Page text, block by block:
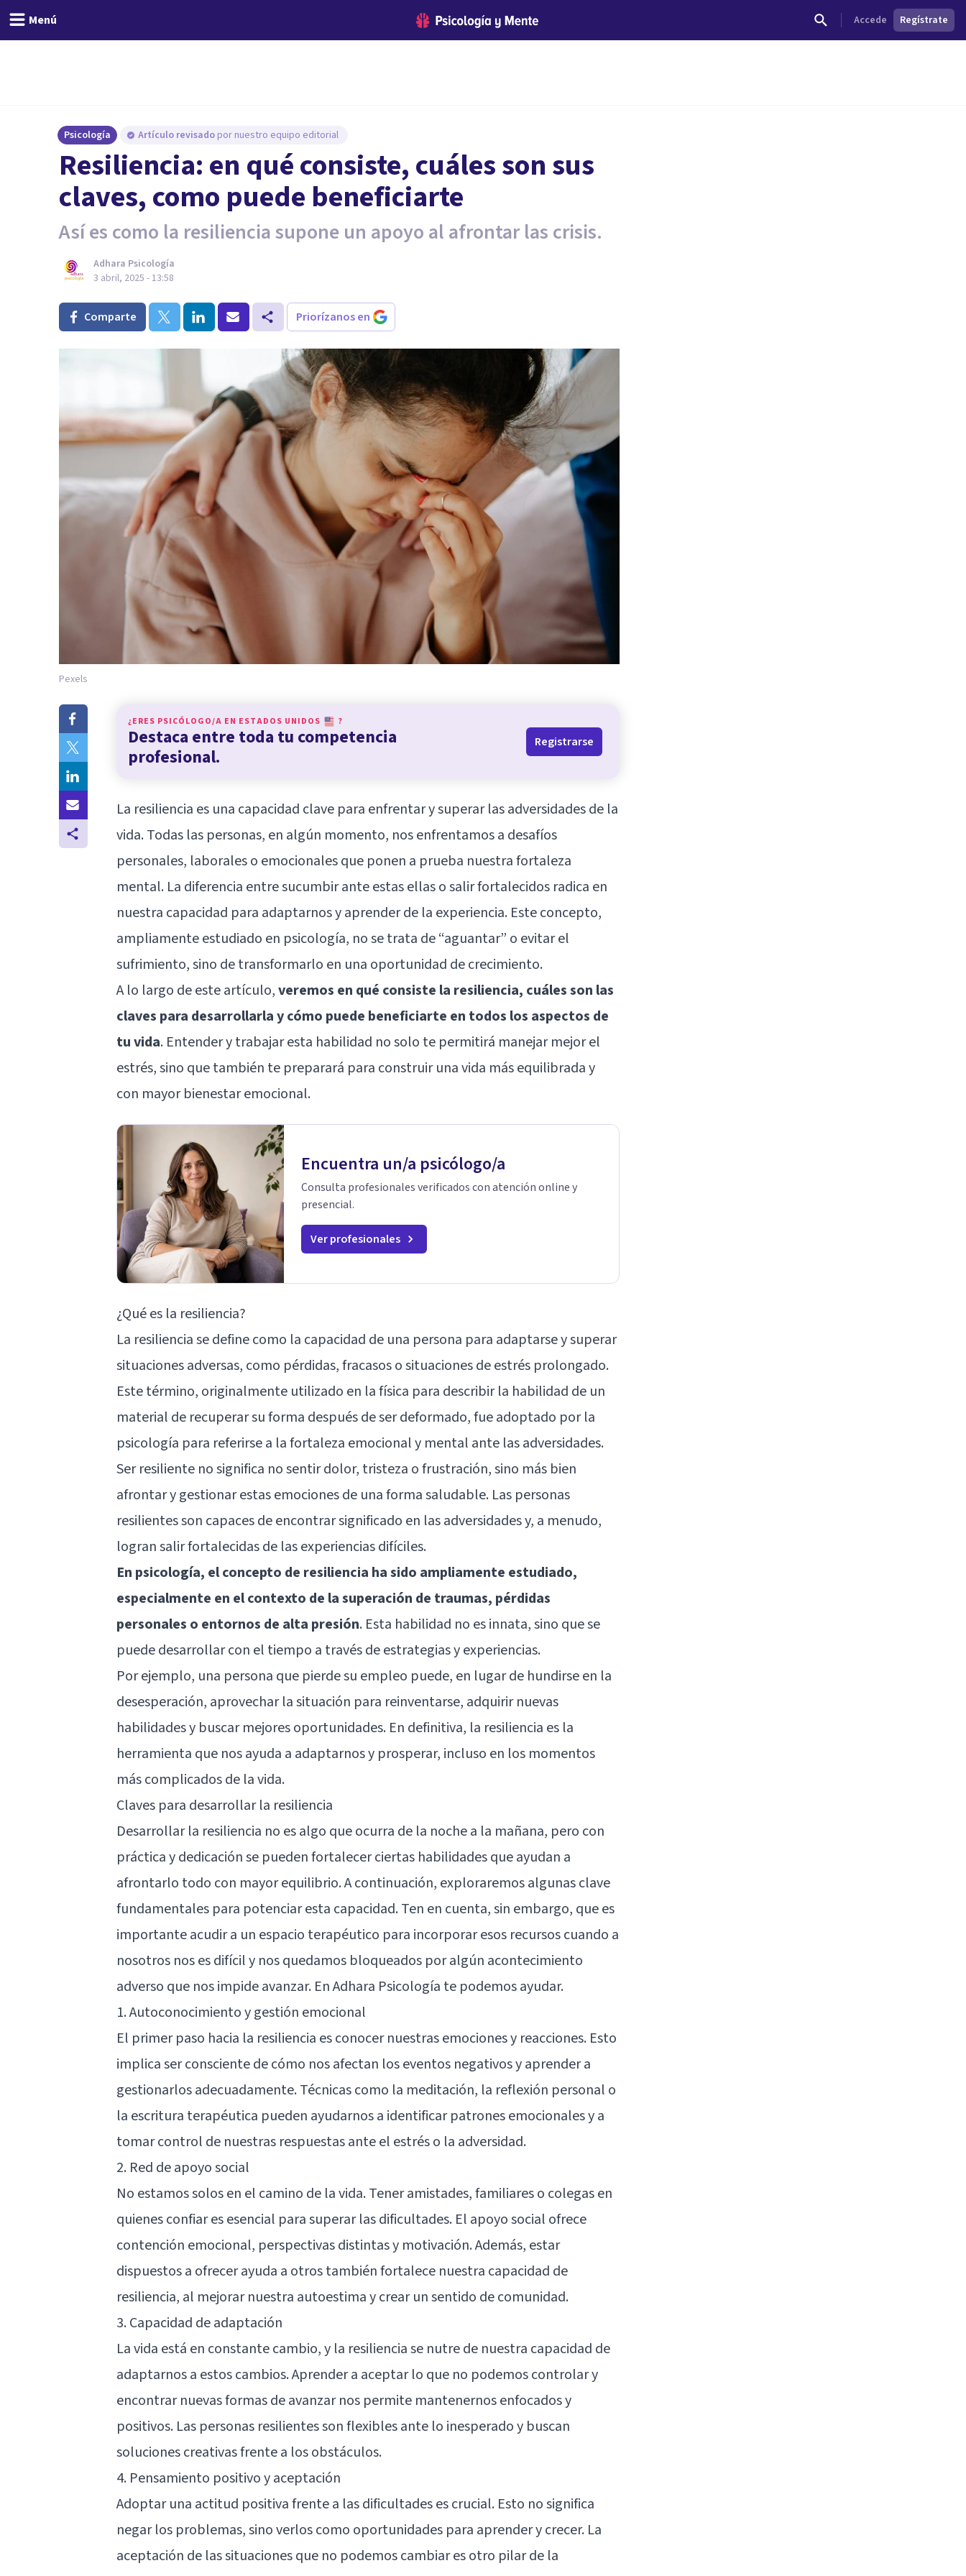
Menú Accede Regístrate
Psicología Artículo revisado por nuestro equipo editorial
Resiliencia: en qué consiste, cuáles son sus
claves, como puede beneficiarte
Así es como la resiliencia supone un apoyo al afrontar las crisis.
Adhara Psicología
3 abril, 2025 - 13:58
Comparte Priorízanos en
Pexels
¿ERES PSICÓLOGO/A EN ESTADOS UNIDOS ?
Destaca entre toda tu competencia
profesional.
Registrarse
La resiliencia es una capacidad clave para enfrentar y superar las adversidades de la
vida. Todas las personas, en algún momento, nos enfrentamos a desafíos
personales, laborales o emocionales que ponen a prueba nuestra fortaleza
mental. La diferencia entre sucumbir ante estas ellas o salir fortalecidos radica en
nuestra capacidad para adaptarnos y aprender de la experiencia. Este concepto,
ampliamente estudiado en psicología, no se trata de “aguantar” o evitar el
sufrimiento, sino de transformarlo en una oportunidad de crecimiento.
A lo largo de este artículo,veremos en qué consiste la resiliencia, cuáles son las
claves para desarrollarla y cómo puede beneficiarte en todos los aspectos de
tu vida. Entender y trabajar esta habilidad no solo te permitirá manejar mejor el
estrés, sino que también te preparará para construir una vida más equilibrada y
con mayor bienestar emocional.
Encuentra un/a psicólogo/a
Consulta profesionales verificados con atención online y
presencial.
Ver profesionales
¿Qué es la resiliencia?
La resiliencia se define como la capacidad de una persona para adaptarse y superar
situaciones adversas, como pérdidas, fracasos o situaciones de estrés prolongado.
Este término, originalmente utilizado en la física para describir la habilidad de un
material de recuperar su forma después de ser deformado, fue adoptado por la
psicología para referirse a la fortaleza emocional y mental ante las adversidades.
Ser resiliente no significa no sentir dolor, tristeza o frustración, sino más bien
afrontar y gestionar estas emociones de una forma saludable. Las personas
resilientes son capaces de encontrar significado en las adversidades y, a menudo,
logran salir fortalecidas de las experiencias difíciles.
En psicología, el concepto de resiliencia ha sido ampliamente estudiado,
especialmente en el contexto de la superación de traumas, pérdidas
personales o entornos de alta presión. Esta habilidad no es innata, sino que se
puede desarrollar con el tiempo a través de estrategias y experiencias.
Por ejemplo, una persona que pierde su empleo puede, en lugar de hundirse en la
desesperación, aprovechar la situación para reinventarse, adquirir nuevas
habilidades y buscar mejores oportunidades. En definitiva, la resiliencia es la
herramienta que nos ayuda a adaptarnos y prosperar, incluso en los momentos
más complicados de la vida.
Claves para desarrollar la resiliencia
Desarrollar la resiliencia no es algo que ocurra de la noche a la mañana, pero con
práctica y dedicación se pueden fortalecer ciertas habilidades que ayudan a
afrontarlo todo con mayor equilibrio. A continuación, exploraremos algunas clave
fundamentales para potenciar esta capacidad. Ten en cuenta, sin embargo, que es
importante acudir a un espacio terapéutico para incorporar esos recursos cuando a
nosotros nos es difícil y nos quedamos bloqueados por algún acontecimiento
adverso que nos impide avanzar. EnAdhara Psicología te podemos ayudar.
1. Autoconocimiento y gestión emocional
El primer paso hacia la resiliencia es conocer nuestras emociones y reacciones. Esto
implica ser consciente de cómo nos afectan los eventos negativos y aprender a
gestionarlos adecuadamente. Técnicas como la meditación, la reflexión personal o
la escritura terapéutica pueden ayudarnos a identificar patrones emocionales y a
tomar control de nuestras respuestas ante el estrés o la adversidad.
2. Red de apoyo social
No estamos solos en el camino de la vida. Tener amistades, familiares o colegas en
quienes confiar es esencial para superar las dificultades. El apoyo social ofrece
contención emocional, perspectivas distintas y motivación. Además, estar
dispuestos a ofrecer ayuda a otros también fortalece nuestra capacidad de
resiliencia, al mejorar nuestra autoestima y crear un sentido de comunidad.
3. Capacidad de adaptación
La vida está en constante cambio, y la resiliencia se nutre de nuestra capacidad de
adaptarnos a estos cambios. Aprender a aceptar lo que no podemos controlar y
encontrar nuevas formas de avanzar nos permite mantenernos enfocados y
positivos. Las personas resilientes son flexibles ante lo inesperado y buscan
soluciones creativas frente a los obstáculos.
4. Pensamiento positivo y aceptación
Adoptar una actitud positiva frente a las dificultades es crucial. Esto no significa
negar los problemas, sino verlos como oportunidades para aprender y crecer. La
aceptación de las situaciones que no podemos cambiar es otro pilar de la